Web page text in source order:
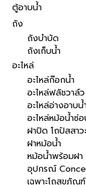
ตู้อาบน้ำ
ถัง
ถังบำบัด
ถังเก็บน้ำ
อะไหล่
อะไหล่ก๊อกน้ำ
อะไหล่ฟลัชวาล์ว
อะไหล่อ่างอาบน้
อะไหล่หม้อน้ำซ่
ฝาปิด โถปัสสาว
ฝาหม้อน้ำ
หม้อน้ำพร้อมฝา
อุปกรณ์
เฉพาะโถสุขภั